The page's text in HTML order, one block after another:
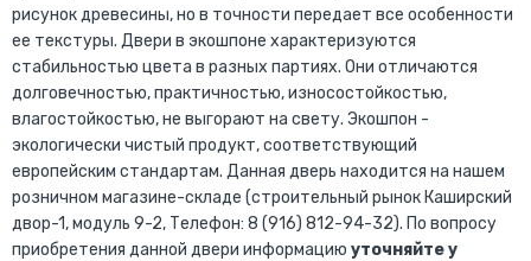
рисунок древесины, но в точности передает все особенности
ее текстуры. Двери в экошпоне характеризуются
стабильностью цвета в разных партиях. Они отличаются
долговечностью, практичностью, износостойкостью,
влагостойкостью, не выгорают на свету. Экошпон -
экологически чистый продукт, соответствующий
европейским стандартам. Данная дверь находится на нашем
розничном магазине-складе (строительный рынок Каширский
двор-1, модуль 9-2, Телефон: 8 (916) 812-94-32). По вопросу
приобретения данной двери информацию уточняйте у